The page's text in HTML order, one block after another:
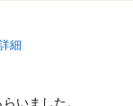
細
いました。